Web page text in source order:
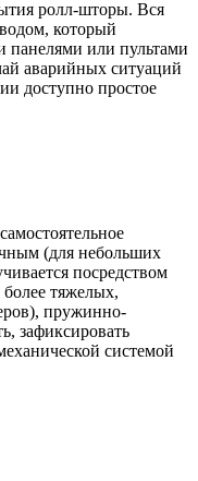
ролл-шторы. Вся
который
панелями или пультами
аварийных ситуаций
доступно простое
(для небольших
посредством
тяжелых,
пружинно-
зафиксировать
системой